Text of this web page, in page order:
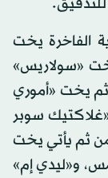
الفاخرة يخت
يليه يخت «سولاريس»
ثم يخت «أموري
«غلاكتيك سوبر
ومن ثم يأتي يخت
الخامس، و«ليدي إم»